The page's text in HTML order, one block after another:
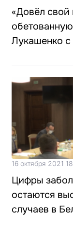
«Довёл
Лукашенко
16 октября 2021
Цифры
остаются
случаев в